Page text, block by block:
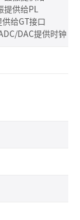
供给PL
给GT接口
DAC提供时钟